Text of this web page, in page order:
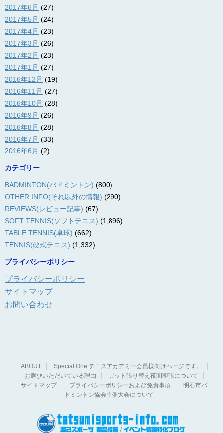
2017年6月 (27)
2017年5月 (24)
2017年4月 (23)
2017年3月 (26)
2017年2月 (23)
2017年1月 (27)
2016年12月 (19)
2016年11月 (27)
2016年10月 (28)
2016年9月 (26)
2016年8月 (28)
2016年7月 (33)
2016年6月 (2)
カテゴリー
BADMINTON(バドミントン) (800)
OTHER INFO(それ以外の情報) (290)
REVIEWS(レビュー記事) (67)
SOFT TENNIS(ソフトテニス) (1,896)
TABLE TENNIS(卓球) (662)
TENNIS(硬式テニス) (1,332)
プライバシーポリシー
プライバシーポリシー
サイトマップ
お問い合わせ
ABOUT
Special One テニスアカデミー会員様向けページです。
お選びいただいている理由
ガット張り替え夜間即張について
サイトマップ
プライバシーポリシーおよび免責事項
明石市バ
ドミントン協会主催大会について